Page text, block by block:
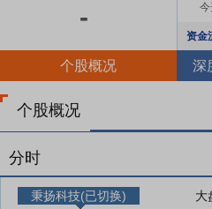
- 今
资金
个股概况 深
个股概况
分时
秉扬科技(已切换) 大